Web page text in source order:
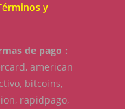
y
de pago :
american
bitcoins,
rapidpago,